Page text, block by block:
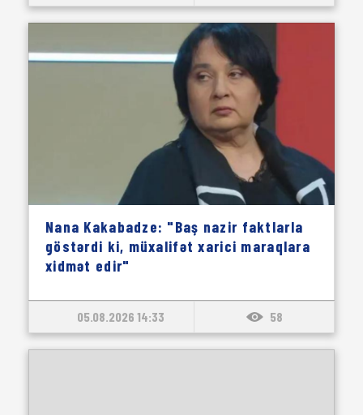
Nana Kakabadze: "Baş nazir faktlarla
göstərdi ki, müxalifət xarici maraqlara
xidmət edir"
05.08.2026 14:33 58